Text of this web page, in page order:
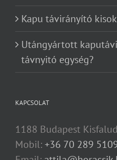
Kapu távirányító
Utángyártott
távnyitó egység?
KAPCSOLAT
1188 Budapest
Mobil:+36 70 289